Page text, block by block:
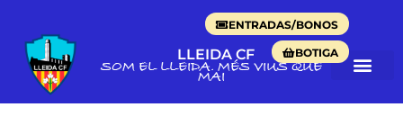
ENTRADAS/BONOS
BOTIGA
LLEIDA CF
SOM EL LLEIDA. MÉS VIUS QUE
MAI